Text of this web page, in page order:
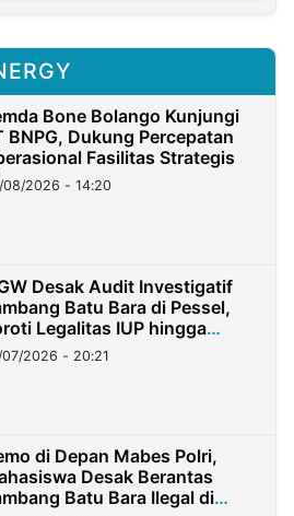
Bone Bolango Kunjungi
BNPG, Dukung Percepatan
Fasilitas Strategis
08/2026 - 14:20
Desak Audit Investigatif
Batu Bara di Pessel,
Legalitas IUP hingga
07/2026 - 20:21
di Depan Mabes Polri,
Desak Berantas
Batu Bara Ilegal di